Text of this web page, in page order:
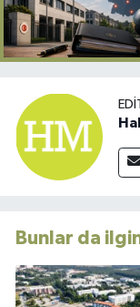
Bunlar da